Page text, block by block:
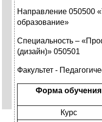
Направление 050500
образование»
Специальность –
(дизайн)» 050501
Факультет -
Форма обучения
Курс